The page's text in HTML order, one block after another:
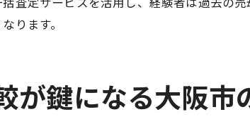
ります。
較が鍵になる大阪